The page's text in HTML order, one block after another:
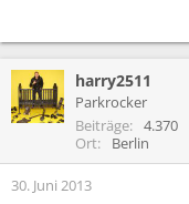
harry2511
Parkrocker
Beiträge
4.370
Ort
Berlin
30. Juni 2013